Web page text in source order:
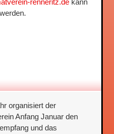
renneritz.de kann
organisiert der
Anfang Januar den
und das